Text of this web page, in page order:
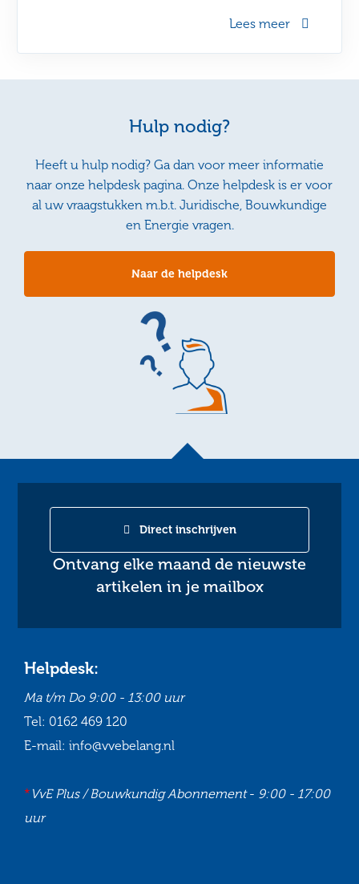
Lees meer
Hulp nodig?
Heeft u hulp nodig? Ga dan voor meer informatie
naar onze helpdesk pagina. Onze helpdesk is er voor
al uw vraagstukken m.b.t. Juridische, Bouwkundige
en Energie vragen.
Naar de helpdesk
Ontvang elke maand de nieuwste
artikelen in je mailbox
Direct inschrijven
Helpdesk:
Ma t/m Do 9:00 - 13:00 uur
Tel: 0162 469 120
E-mail: info@vvebelang.nl
*VvE Plus / Bouwkundig Abonnement- 9:00 - 17:00
uur